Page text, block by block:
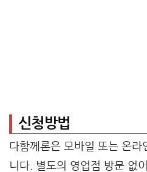
신청방법
다함께론은 모바일 또는 온라
니다. 별도의 영업점 방문 없